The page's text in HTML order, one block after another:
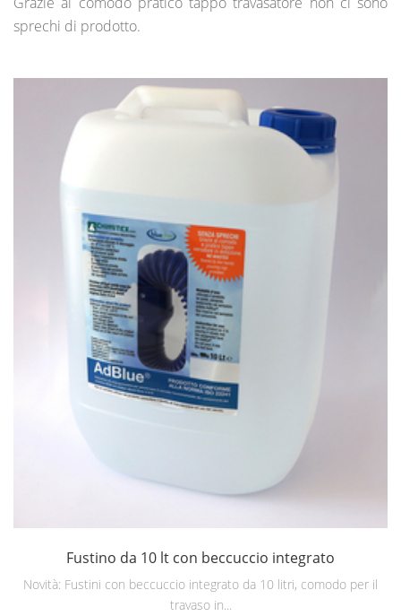
sprechi di prodotto.
Fustino da 10 lt con beccuccio integrato
Novità: Fustini con beccuccio integrato da 10 litri, comodo per il
travaso in...